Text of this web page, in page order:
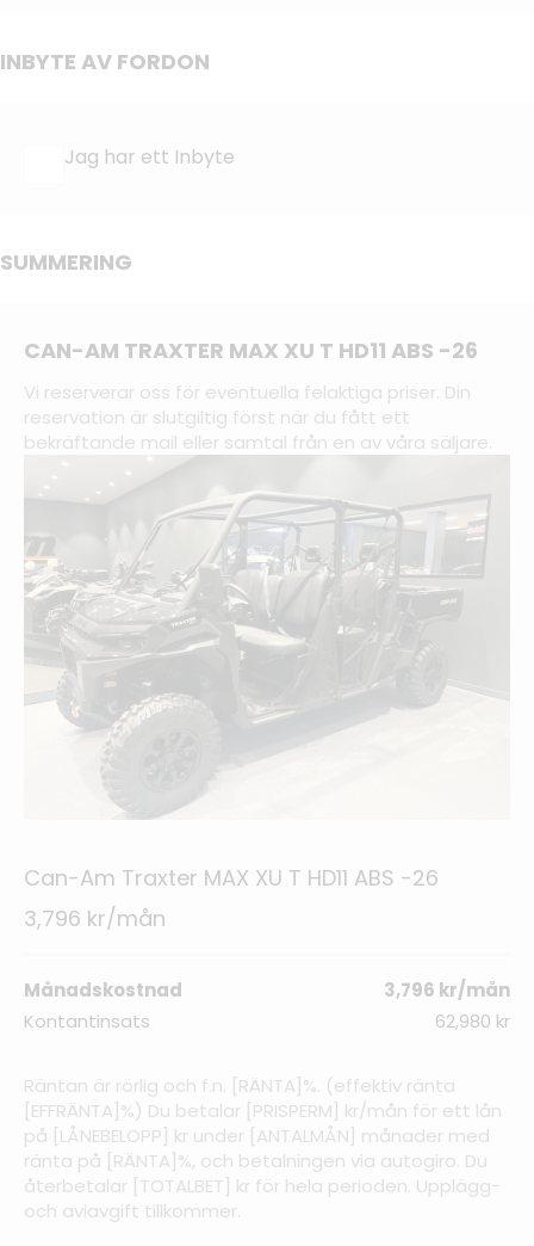
INBYTE AV FORDON
Jag har ett Inbyte
SUMMERING
CAN-AM TRAXTER MAX XU T HD11 ABS -26
Vi reserverar oss för eventuella felaktiga priser. Din
reservation är slutgiltig först när du fått ett
bekräftande mail eller samtal från en av våra säljare.
Can-Am Traxter MAX XU T HD11 ABS -26
3,796 kr/mån
Månadskostnad
3,796 kr/mån
Kontantinsats
62,980 kr
Räntan är rörlig och f.n. [RÄNTA]%. (effektiv ränta
[EFFRÄNTA]%) Du betalar [PRISPERM] kr/mån för ett lån
på [LÅNEBELOPP] kr under [ANTALMÅN] månader med
ränta på [RÄNTA]%, och betalningen via autogiro. Du
återbetalar [TOTALBET] kr för hela perioden. Upplägg-
och aviavgift tillkommer.